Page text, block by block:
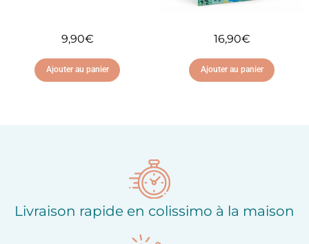
9,90€
Ajouter au panier
16,90€
Ajouter au panier
Livraison rapide en colissimo à la maison